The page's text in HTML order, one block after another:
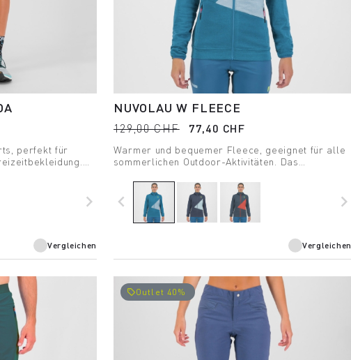
perfekt für
navigate_next
Vergleichen
NUVOLAU W FLEECE
129,00 CHF 77,40 CHF
Warmer und bequemer Fleece, geeignet für alle
sommerlichen Outdoor-Aktivitäten. Das
Atmungsaktivität mit optimaler Bewegungsfreiheit.
navigate_before navigate_next
Vergleichen
local_offerOutlet 40%